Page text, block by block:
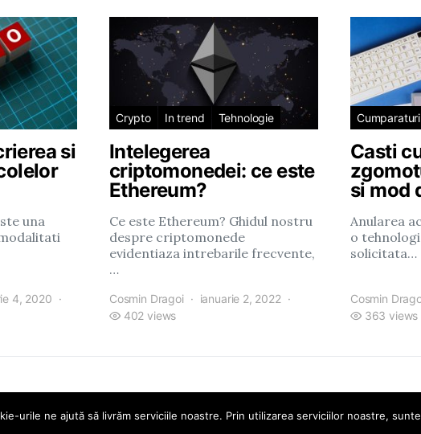
si
una
4, 2020
Crypto In trend Tehnologie
Intelegerea
criptomonedei: ce este
Ethereum?
Ce este Ethereum? Ghidul nostru
despre criptomonede
evidentiaza intrebarile frecvente,
…
Cosmin Dragoi
ianuarie 2, 2022
402 views
Cumparaturi
Casti
si mod
Anularea
o
solicitata…
Cosmin
363 views
urile ne ajută să livrăm serviciile noastre. Prin utilizarea serviciilor noastre,